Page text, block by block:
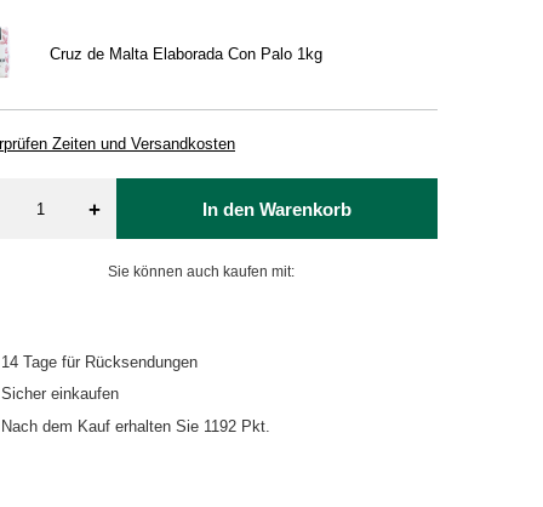
Cruz de Malta Elaborada Con Palo 1kg
Zeiten und Versandkosten
+ In den Warenkorb
Sie können auch kaufen mit:
14 Tage für Rücksendungen
Sicher einkaufen
Nach dem Kauf erhalten Sie 1192 Pkt.